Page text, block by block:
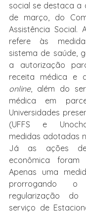
social se destaca a
de março, do
Assistência Social.
refere às
sistema de saúde,
a autorização
online, além do
médica em
Universidades
(UFFS e
medidas adotadas
Já as ações de
econômica foram
Apenas uma
prorrogando
regularização do
serviço de